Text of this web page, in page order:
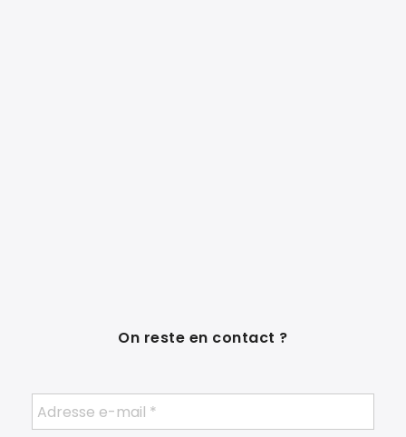
On reste en contact ?